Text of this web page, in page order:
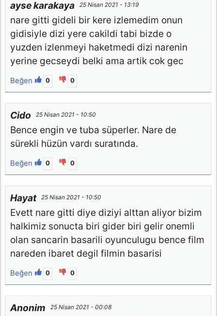
ayse karakaya 25 Nisan 2021 - 13:19
nare gitti gideli bir kere izlemedim onun
gidisiyle dizi yere cakildi tabi bizde o
yuzden izlenmeyi haketmedi dizi narenin
yerine gecseydi belki ama artik cok gec
Beğen 0 0
Cido 25 Nisan 2021 - 10:50
Bence engin ve tuba süperler. Nare de
sürekli hüzün vardı suratında.
Beğen 0 0
Hayat 25 Nisan 2021 - 10:50
Evett nare gitti diye diziyi alttan aliyor bizim
halkimiz sonucta biri gider biri gelir onemli
olan sancarin basarili oyunculugu bence film
nareden ibaret degil filmin basarisi
Beğen 0 0
Anonim 25 Nisan 2021 - 00:08